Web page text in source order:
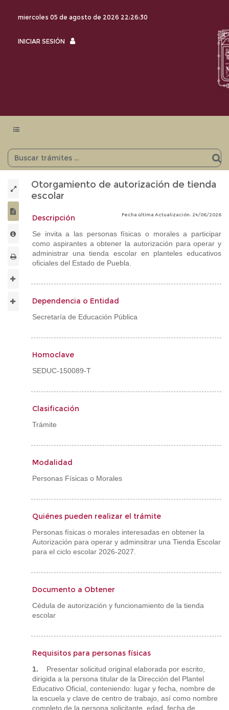
miercoles 05 de agosto de 2026 22:26:31
INICIAR SESIÓN
INICIAR
Menu
Otorgamiento de autorización de tienda
escolar
Fecha última Actualización: 24/06/2026
Descripción
Se invita a las personas físicas o morales a participar
como aspirantes a obtener la autorización para operar y
administrar una tienda escolar en planteles educativos
oficiales del Estado de Puebla.
Dependencia o Entidad
Secretaría de Educación Pública
Homoclave
SEDUC-150089-T
Clasificación
Trámite
Modalidad
Personas Físicas o Morales
Quiénes pueden realizar el trámite
Personas físicas o morales interesadas en obtener la
Autorización para operar y adminsitrar una Tienda Escolar
para el ciclo escolar 2026-2027.
Documento a Obtener
Cédula de autorización y funcionamiento de la tienda
escolar
Requisitos para personas físicas
1.
Presentar solicitud original elaborada por escrito,
dirigida a la persona titular de la Dirección del Plantel
Educativo Oficial, conteniendo: lugar y fecha, nombre de
la escuela y clave de centro de trabajo, así como nombre
completo de la persona solicitante, edad, fecha de